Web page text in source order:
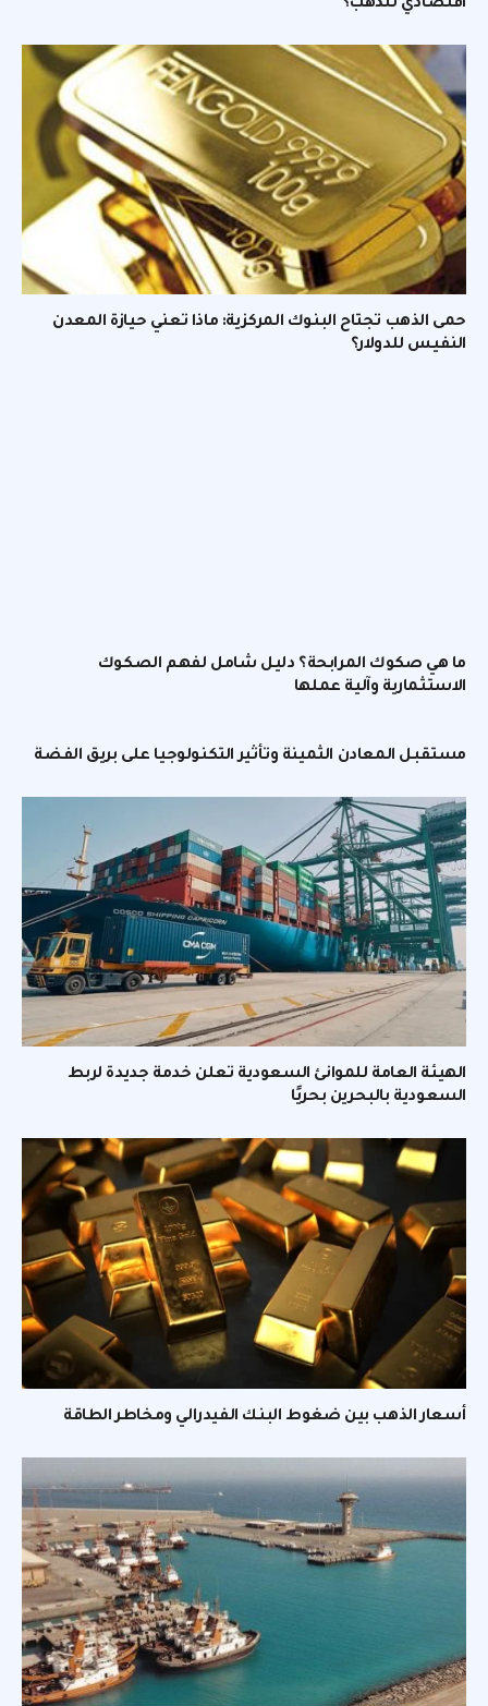
اقتصادي للذهب؟
حمى الذهب تجتاح البنوك المركزية: ماذا تعني حيازة المعدن
النفيس للدولار؟
ما هي صكوك المرابحة؟ دليل شامل لفهم الصكوك
الاستثمارية وآلية عملها
مستقبل المعادن الثمينة وتأثير التكنولوجيا على بريق الفضة
الهيئة العامة للموانئ السعودية تعلن خدمة جديدة لربط
السعودية بالبحرين بحريًا
أسعار الذهب بين ضغوط البنك الفيدرالي ومخاطر الطاقة